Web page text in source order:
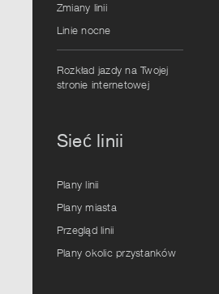
Zmiany linii
Linie nocne
Rozkład jazdy na Twojej
stronie internetowej
Sieć linii
Plany linii
Plany miasta
Przegląd linii
Plany okolic przystanków